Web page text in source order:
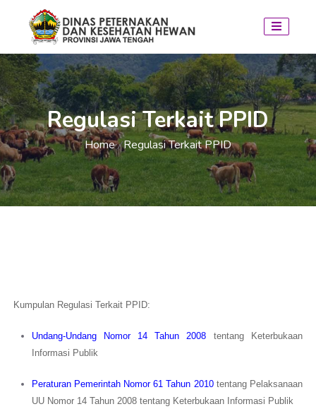
Regulasi Terkait PPID
Home / Regulasi Terkait PPID
Kumpulan Regulasi Terkait PPID:
Undang-Undang Nomor 14 Tahun 2008 tentang Keterbukaan
Informasi Publik
Peraturan Pemerintah Nomor 61 Tahun 2010tentang Pelaksanaan
UU Nomor 14 Tahun 2008 tentang Keterbukaan Informasi Publik